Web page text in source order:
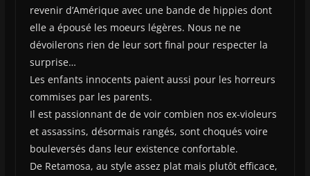
revenir d’Amérique avec une bande de hippies dont
elle a épousé les moeurs légères. Nous ne ne
dévoilerons rien de leur sort final pour respecter la
surprise…
Les enfants innocents paient aussi pour les horreurs
commises par les parents.
Il est passionnant de de voir combien nos ex-violeurs
et assassins, désormais rangés, sont choqués voire
bouleversés dans leur existence confortable.
De Retamosa, au style assez plat mais plutôt efficace,